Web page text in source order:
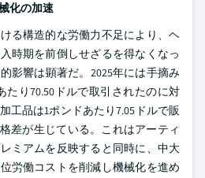
化の加速
る構造的な労働力不足により、ヘ
時期を前倒しせざるを得なくなっ
影響は顕著だ。2025年には手摘み
たり70.50ドルで取引されたのに対
工品は1ポンドあたり7.05ドルで販
差が生じている。これはアーティ
ミアムを反映すると同時に、中大
労働コストを削減し機械化を進め